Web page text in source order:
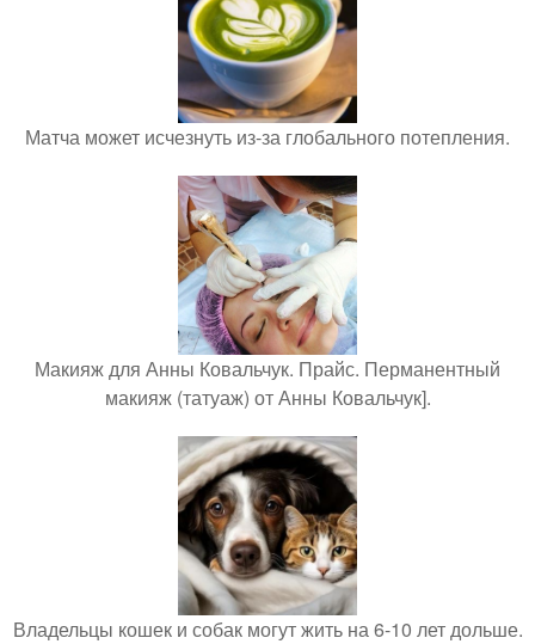
Матча может исчезнуть из-за глобального потепления.
Макияж для Анны Ковальчук. Прайс. Перманентный
макияж (татуаж) от Анны Ковальчук].
Владельцы кошек и собак могут жить на 6-10 лет дольше.